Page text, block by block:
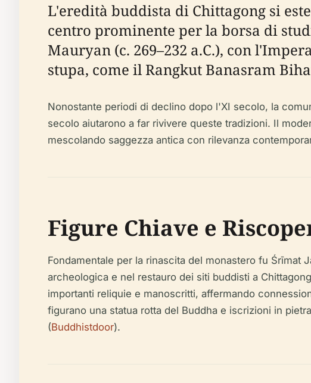
L'eredità buddista di Chittagong si
centro prominente per la borsa di
Mauryan (c. 269–232 a.C.), con
stupa, come il Rangkut Banasram
Nonostante periodi di declino dopo l'XI secolo, la
secolo aiutarono a far rivivere queste tradizioni. Il
mescolando saggezza antica con rilevanza
Figure Chiave e
Fondamentale per la rinascita del monastero fu Śrīmat
archeologica e nel restauro dei siti buddisti a
importanti reliquie e manoscritti, affermando
figurano una statua rotta del Buddha e iscrizioni in
(Buddhistdoor).